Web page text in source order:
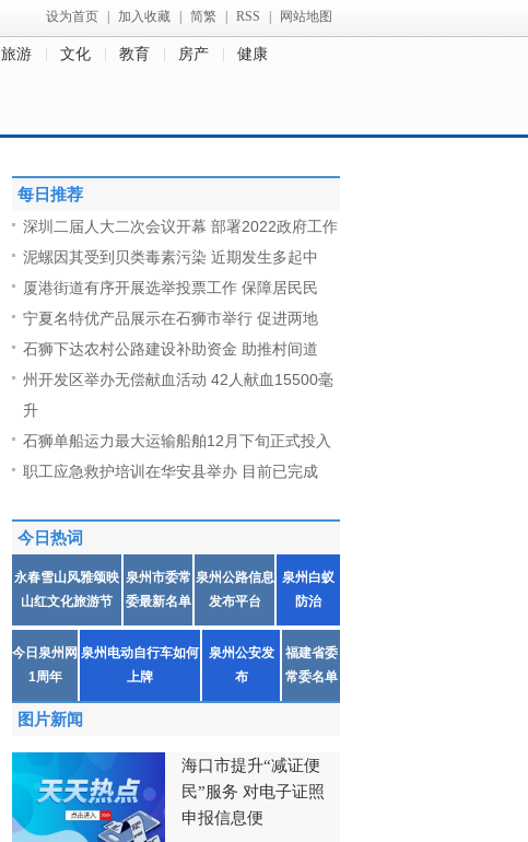
设为首页 加入收藏 简繁 RSS 网站地图
旅游 文化 教育 房产 健康
每日推荐
深圳二届人大二次会议开幕 部署2022政府工作
泥螺因其受到贝类毒素污染 近期发生多起中
厦港街道有序开展选举投票工作 保障居民民
宁夏名特优产品展示在石狮市举行 促进两地
石狮下达农村公路建设补助资金 助推村间道
州开发区举办无偿献血活动 42人献血15500毫
升
石狮单船运力最大运输船舶12月下旬正式投入
职工应急救护培训在华安县举办 目前已完成
今日热词
永春雪山风雅颂映
山红文化旅游节
泉州市委常
委最新名单
泉州公路信息
发布平台
泉州白蚁
防治
今日泉州网
1周年
泉州电动自行车如何
上牌
泉州公安发
布
福建省委
常委名单
图片新闻
海口市提升“减证便
民”服务 对电子证照
申报信息便